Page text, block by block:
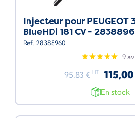
Injecteur pour PEUGEOT
BlueHDi 181 CV -
Ref. 28388960
9
95,83 € HT 115,00
En stock